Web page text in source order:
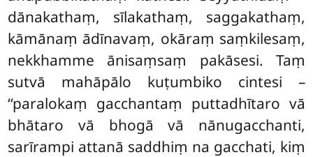
dānakathaṃ, sīlakathaṃ, saggakathaṃ,
kāmānaṃ ādīnavaṃ, okāraṃ saṃkilesaṃ,
nekkhamme ānisaṃsaṃ pakāsesi. Taṃ
sutvā mahāpālo kuṭumbiko cintesi –
‘‘paralokaṃ gacchantaṃ puttadhītaro vā
bhātaro vā bhogā vā nānugacchanti,
sarīrampi attanā saddhiṃ na gacchati, kiṃ